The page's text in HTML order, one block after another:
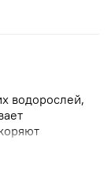
водорослей,